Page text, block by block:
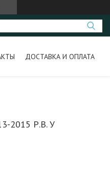
ДОСТАВКА И ОПЛАТА
2015 Р.В. У